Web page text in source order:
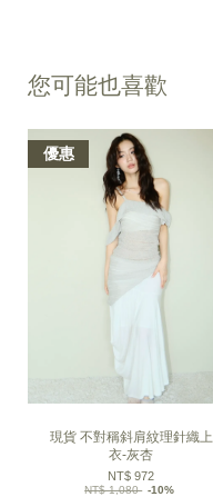
您可能也喜歡
優惠
現貨 不對稱斜肩紋理針織上
衣-灰杏
NT$ 972
NT$ 1,080 -10%